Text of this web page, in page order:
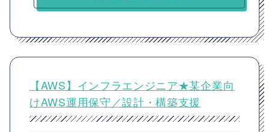
【AWS】インフラエンジニア★某企業向
けAWS運用保守／設計・構築支援